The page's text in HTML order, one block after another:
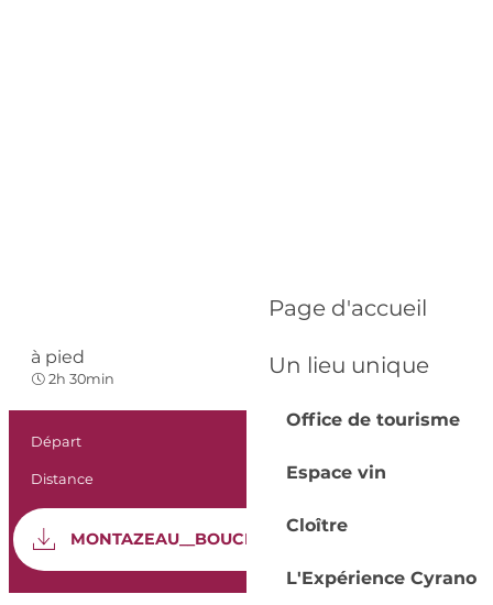
Page d'accueil
Un lieu unique
Office de tourisme
Espace vin
Cloître
L'Expérience Cyrano
à pied
2h 30min Facile
Informations
Départ
Distance
Documentation
MONTAZEAU__BOUCLE-DE-MONTAZEAU